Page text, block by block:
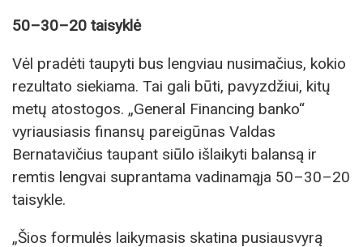
50–30–20 taisyklė
Vėl pradėti taupyti bus lengviau nusimačius, kokio
rezultato siekiama. Tai gali būti, pavyzdžiui, kitų
metų atostogos. „General Financing banko“
vyriausiasis finansų pareigūnas Valdas
Bernatavičius taupant siūlo išlaikyti balansą ir
remtis lengvai suprantama vadinamąja 50–30–20
taisykle.
„Šios formulės laikymasis skatina pusiausvyrą